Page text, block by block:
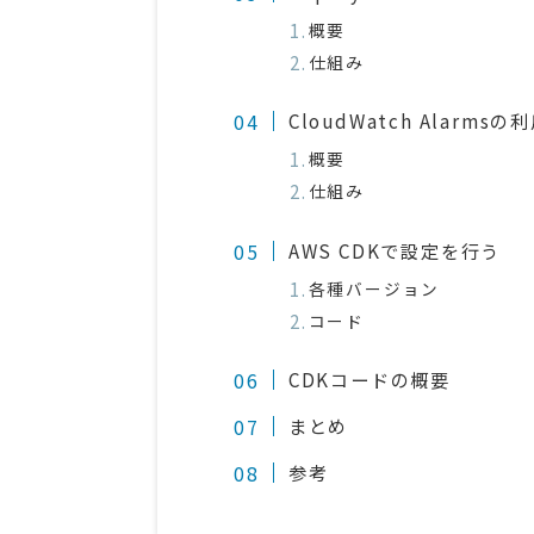
概要
仕組み
CloudWatch Alarmsの利
概要
仕組み
AWS CDKで設定を行う
各種バージョン
コード
CDKコードの概要
まとめ
参考